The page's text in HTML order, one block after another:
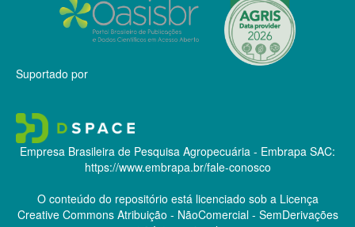
Suportado por
Empresa Brasileira de Pesquisa Agropecuária - Embrapa SAC:
https://www.embrapa.br/fale-conosco
O conteúdo do repositório está licenciado sob a Licença
Creative CommonsAtribuição - NãoComercial - SemDerivações